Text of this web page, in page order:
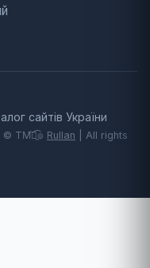
сайтів України
© TM͡๏̯͡๏ Rullan | All rights